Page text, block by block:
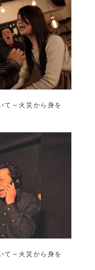
て～火災から身を
て～火災から身を